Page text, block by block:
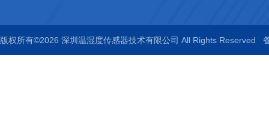
版权所有©2026 深圳温湿度传感器技术有限公司 All Rights Reserved